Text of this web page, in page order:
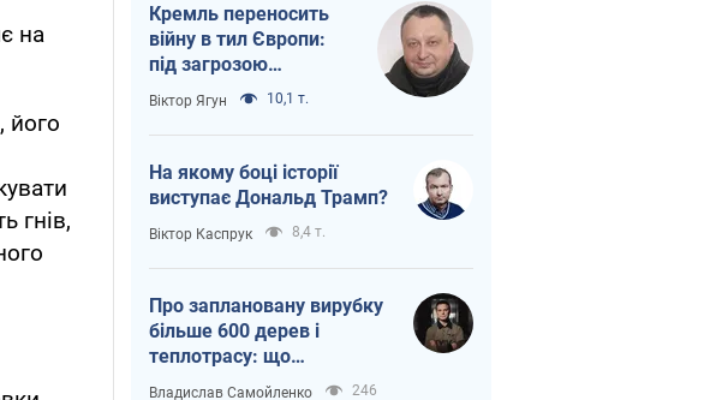
на
його
гнів,
Кремль переносить
війну в тил Європи:
під загрозою
критична логістика
Віктор Ягун 10,1 т.
На якому боці історії
виступає Дональд Трамп?
Віктор Каспрук 8,4 т.
Про заплановану вирубку
більше 600 дерев і
теплотрасу: що
відбувається на Теремках
Владислав Самойленко 246